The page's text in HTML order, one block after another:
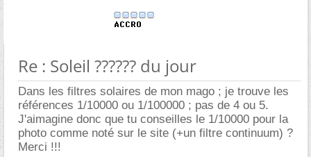
Re : Soleil ?????? du jour
Dans les filtres solaires de mon mago ; je trouve les
références 1/10000 ou 1/100000 ; pas de 4 ou 5.
J'aimagine donc que tu conseilles le 1/10000 pour la
photo comme noté sur le site (+un filtre continuum) ?
Merci !!!